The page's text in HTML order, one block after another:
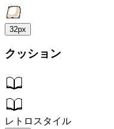
32px
クッション
レトロスタイル